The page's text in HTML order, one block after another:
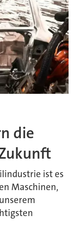
die
ist es
Maschinen,